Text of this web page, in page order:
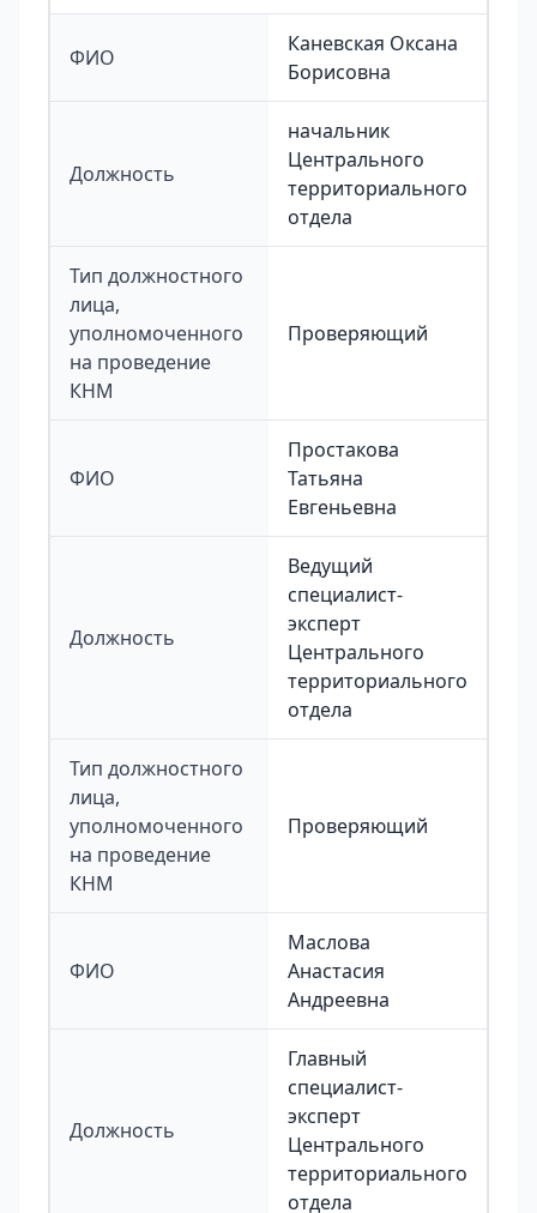
ФИО
Каневская Оксана
Борисовна
Должность
начальник
Центрального
территориального
отдела
Тип должностного
лица,
уполномоченного
на проведение
КНМ
Проверяющий
ФИО
Простакова
Татьяна
Евгеньевна
Должность
Ведущий
специалист-
эксперт
Центрального
территориального
отдела
Тип должностного
лица,
уполномоченного
на проведение
КНМ
Проверяющий
ФИО
Маслова
Анастасия
Андреевна
Должность
Главный
специалист-
эксперт
Центрального
территориального
отдела